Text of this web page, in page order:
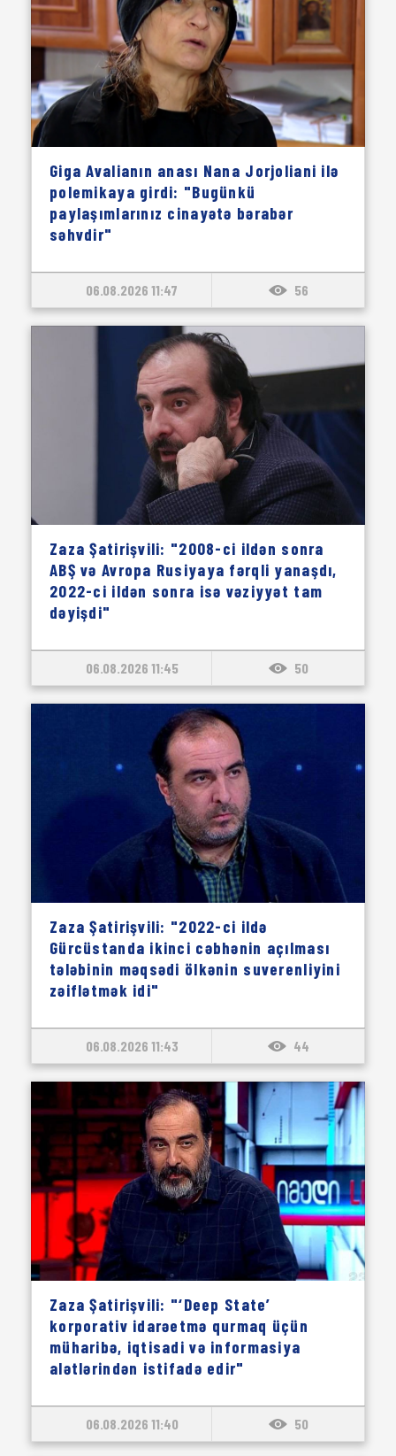
Giga Avalianın anası Nana Jorjoliani ilə
polemikaya girdi: "Bugünkü
paylaşımlarınız cinayətə bərabər
səhvdir"
06.08.2026 11:47 56
Zaza Şatirişvili: "2008-ci ildən sonra
ABŞ və Avropa Rusiyaya fərqli yanaşdı,
2022-ci ildən sonra isə vəziyyət tam
dəyişdi"
06.08.2026 11:45 50
Zaza Şatirişvili: "2022-ci ildə
Gürcüstanda ikinci cəbhənin açılması
tələbinin məqsədi ölkənin suverenliyini
zəiflətmək idi"
06.08.2026 11:43 44
Zaza Şatirişvili: "‘Deep State’
korporativ idarəetmə qurmaq üçün
müharibə, iqtisadi və informasiya
alətlərindən istifadə edir"
06.08.2026 11:40 50